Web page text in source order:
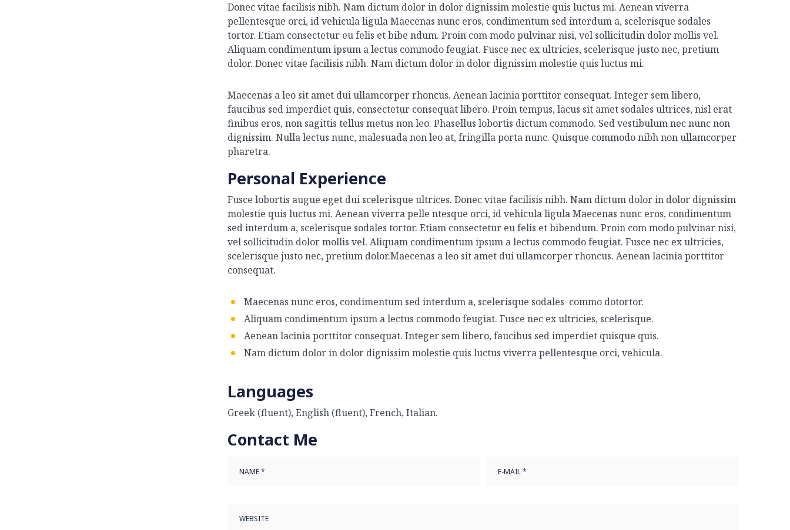
Donec vitae facilisis nibh. Nam dictum dolor in dolor dignissim molestie quis luctus mi. Aenean viverra
pellentesque orci, id vehicula ligula Maecenas nunc eros, condimentum sed interdum a, scelerisque sodales
tortor. Etiam consectetur eu felis et bibe ndum. Proin com modo pulvinar nisi, vel sollicitudin dolor mollis vel.
Aliquam condimentum ipsum a lectus commodo feugiat. Fusce nec ex ultricies, scelerisque justo nec, pretium
dolor. Donec vitae facilisis nibh. Nam dictum dolor in dolor dignissim molestie quis luctus mi.
Maecenas a leo sit amet dui ullamcorper rhoncus. Aenean lacinia porttitor consequat. Integer sem libero,
faucibus sed imperdiet quis, consectetur consequat libero. Proin tempus, lacus sit amet sodales ultrices, nisl erat
finibus eros, non sagittis tellus metus non leo. Phasellus lobortis dictum commodo. Sed vestibulum nec nunc non
dignissim. Nulla lectus nunc, malesuada non leo at, fringilla porta nunc. Quisque commodo nibh non ullamcorper
pharetra.
Personal Experience
Fusce lobortis augue eget dui scelerisque ultrices. Donec vitae facilisis nibh. Nam dictum dolor in dolor dignissim
molestie quis luctus mi. Aenean viverra pelle ntesque orci, id vehicula ligula Maecenas nunc eros, condimentum
sed interdum a, scelerisque sodales tortor. Etiam consectetur eu felis et bibendum. Proin com modo pulvinar nisi,
vel sollicitudin dolor mollis vel. Aliquam condimentum ipsum a lectus commodo feugiat. Fusce nec ex ultricies,
scelerisque justo nec, pretium dolor.Maecenas a leo sit amet dui ullamcorper rhoncus. Aenean lacinia porttitor
consequat.
Maecenas nunc eros, condimentum sed interdum a, scelerisque sodales commo dotortor.
Aliquam condimentum ipsum a lectus commodo feugiat. Fusce nec ex ultricies, scelerisque.
Aenean lacinia porttitor consequat. Integer sem libero, faucibus sed imperdiet quisque quis.
Nam dictum dolor in dolor dignissim molestie quis luctus viverra pellentesque orci, vehicula.
Languages
Greek (fluent), English (fluent), French, Italian.
Contact Me